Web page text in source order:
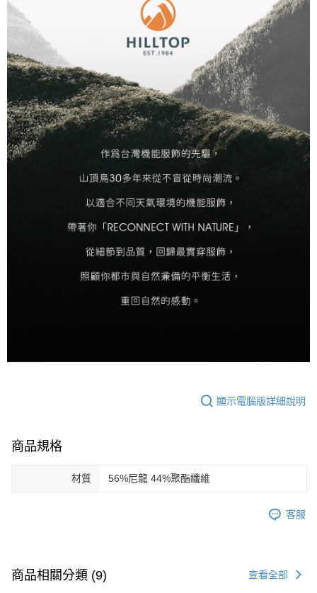
顯示電腦版詳細說明
商品規格
材質 56%尼龍 44%聚酯纖維
客服
商品相關分類 (9) 查看全部